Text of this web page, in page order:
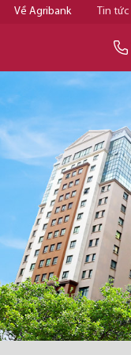
Về Agribank Tin tức